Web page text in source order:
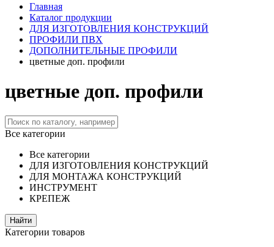
Главная
Каталог продукции
ДЛЯ ИЗГОТОВЛЕНИЯ КОНСТРУКЦИЙ
ПРОФИЛИ ПВХ
ДОПОЛНИТЕЛЬНЫЕ ПРОФИЛИ
цветные доп. профили
цветные доп. профили
Все категории
Все категории
ДЛЯ ИЗГОТОВЛЕНИЯ КОНСТРУКЦИЙ
ДЛЯ МОНТАЖА КОНСТРУКЦИЙ
ИНСТРУМЕНТ
КРЕПЕЖ
Категории товаров